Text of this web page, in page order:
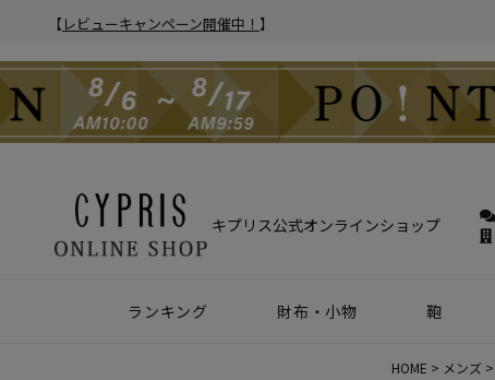
【 レビューキャンペーン開催中！ 】
キプリス公式オンラインショップ
ランキング
財布・小物
鞄
HOME メンズ